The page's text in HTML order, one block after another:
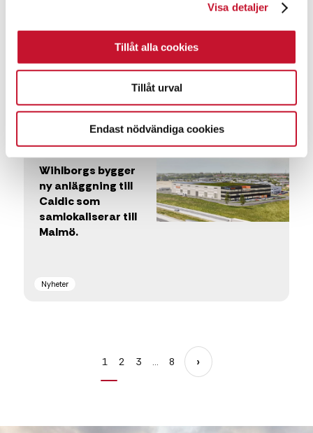
Visa detaljer
Tillåt alla cookies
Tillåt urval
Endast nödvändiga cookies
Nyheter
Wihlborgs bygger
ny anläggning till
Caldic som
samlokaliserar till
Malmö.
Nyheter
1 2 3 … 8 ›